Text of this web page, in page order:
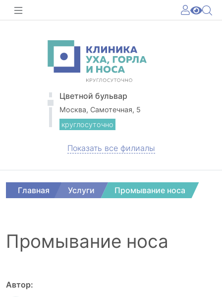
Цветной бульвар
Москва, Самотечная, 5
круглосуточно
Показать все филиалы
Главная Услуги Промывание носа
Промывание носа
Автор: